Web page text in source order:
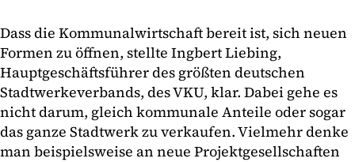
Dass die Kommunalwirtschaft bereit ist, sich neuen
Formen zu öffnen, stellte Ingbert Liebing,
Hauptgeschäftsführer des größten deutschen
Stadtwerkeverbands, des VKU, klar. Dabei gehe es
nicht darum, gleich kommunale Anteile oder sogar
das ganze Stadtwerk zu verkaufen. Vielmehr denke
man beispielsweise an neue Projektgesellschaften